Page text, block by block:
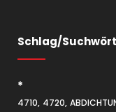
Schlag/
*
4710 4720